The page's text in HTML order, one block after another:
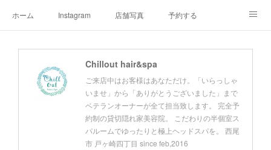
ホーム Instagram 店舗写真 予約する
チルアウトの極上ヘッドスパ
Chillout hair&spa
ご来店中はお客様はあなただけ。「いらっしゃ
いませ」から「ありがとうございました」まで
ベテランオーナーが全て担当致します。 完全予
約制の貸切隠れ家美容院。 こだわりの半個室ス
パルームでゆったりと極上ヘッドスパを。 西尾
市 戸ヶ崎四丁目 since feb,2016